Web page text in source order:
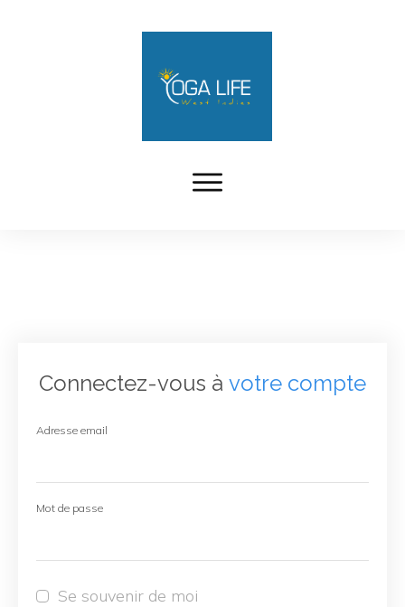
Connectez-vous à votre compte
Adresse email
Mot de passe
Se souvenir de moi